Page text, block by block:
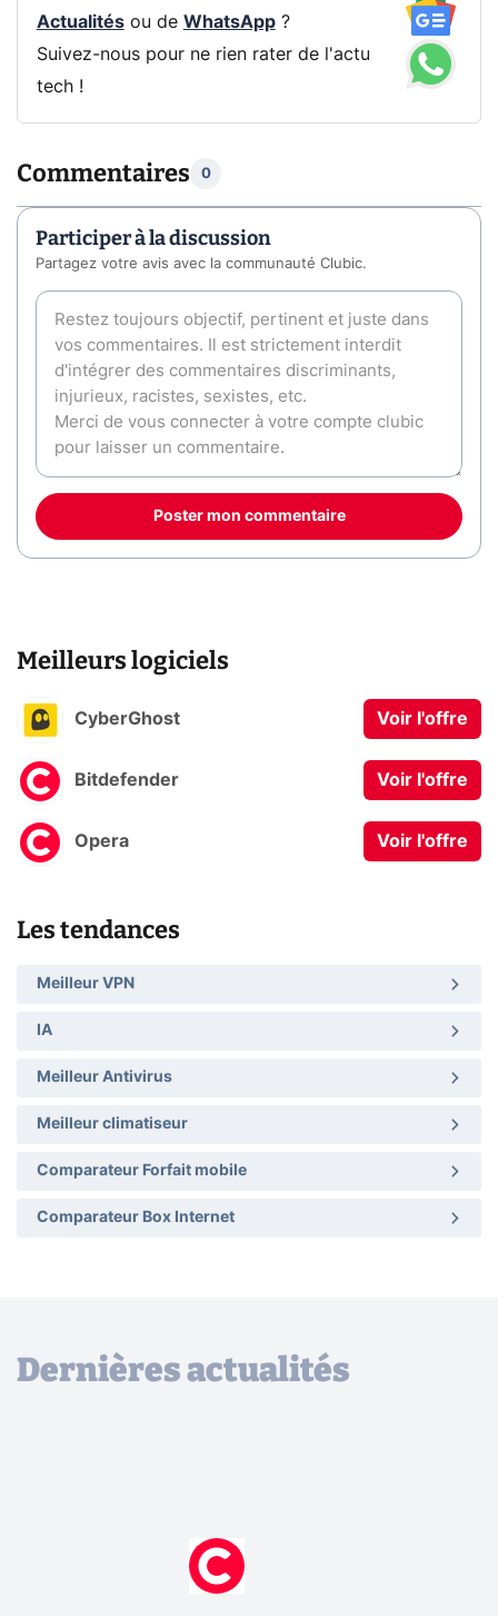
Actualitésou de WhatsApp?
Suivez-nous pour ne rien rater de l'actu
tech !
Commentaires 0
Participer à la discussion
Partagez votre avis avec la communauté Clubic.
Poster mon commentaire
Meilleurs logiciels
CyberGhost Voir l'offre
Bitdefender Voir l'offre
Opera Voir l'offre
Les tendances
Meilleur VPN
IA
Meilleur Antivirus
Meilleur climatiseur
Comparateur Forfait mobile
Comparateur Box Internet
Dernières actualités